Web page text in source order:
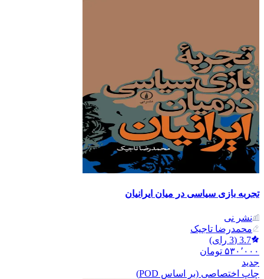
تجربه بازی سیاسی در میان ایرانیان
نشر نی
محمدرضا تاجیک
3.7
(
3 رای)
۵۳۰٬۰۰۰ تومان
جدید
چاپ اختصاصی (بر اساس POD)